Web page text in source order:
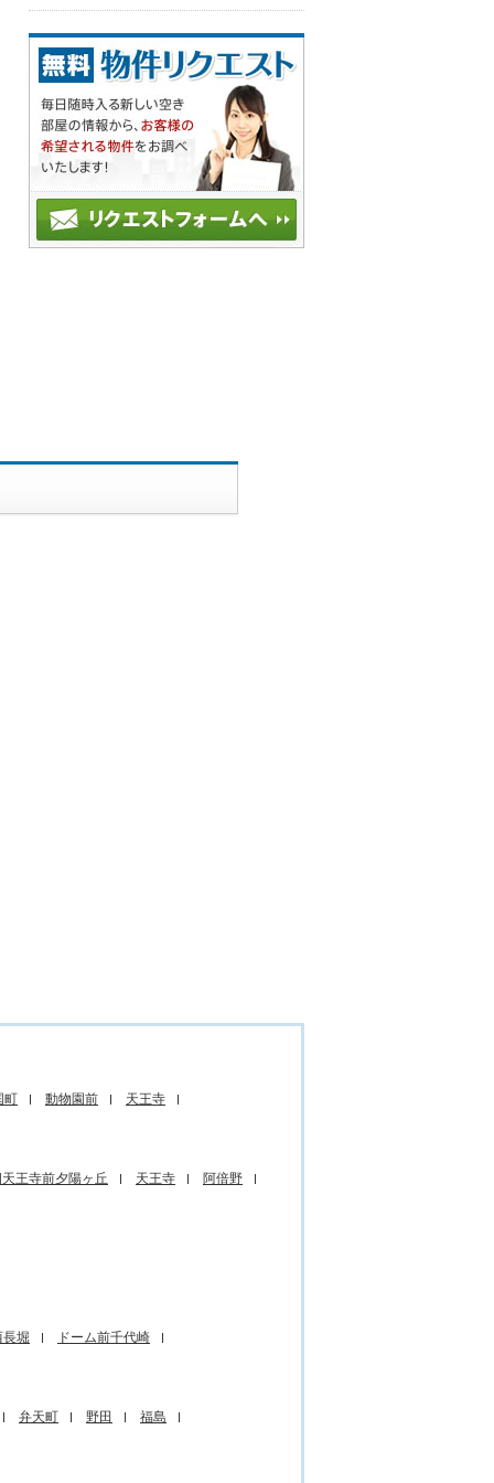
町 動物園前 天王寺
王寺前夕陽ヶ丘 天王寺 阿倍野
長堀 ドーム前千代崎
弁天町 野田 福島